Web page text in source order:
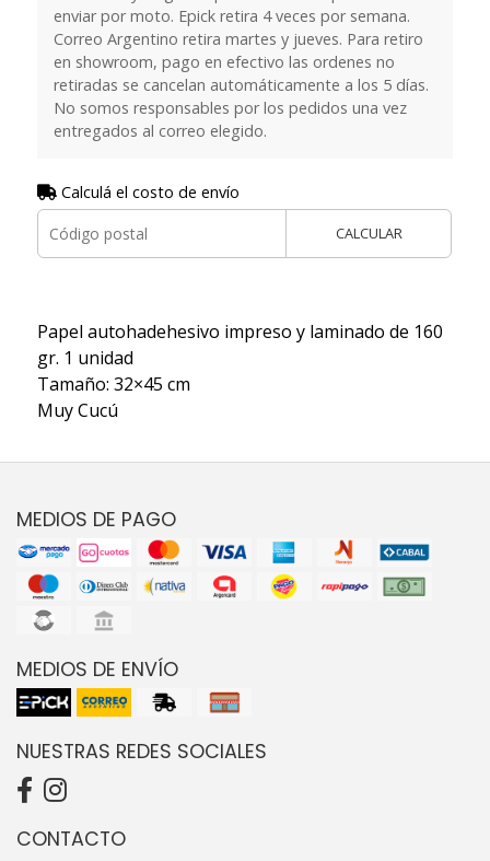
enviar por moto. Epick retira 4 veces por semana.
Correo Argentino retira martes y jueves. Para retiro
en showroom, pago en efectivo las ordenes no
retiradas se cancelan automáticamente a los 5 días.
No somos responsables por los pedidos una vez
entregados al correo elegido.
Calculá el costo de envío
CALCULAR
Papel autohadehesivo impreso y laminado de 160
gr. 1 unidad
Tamaño: 32×45 cm
Muy Cucú
MEDIOS DE PAGO
MEDIOS DE ENVÍO
NUESTRAS REDES SOCIALES
CONTACTO